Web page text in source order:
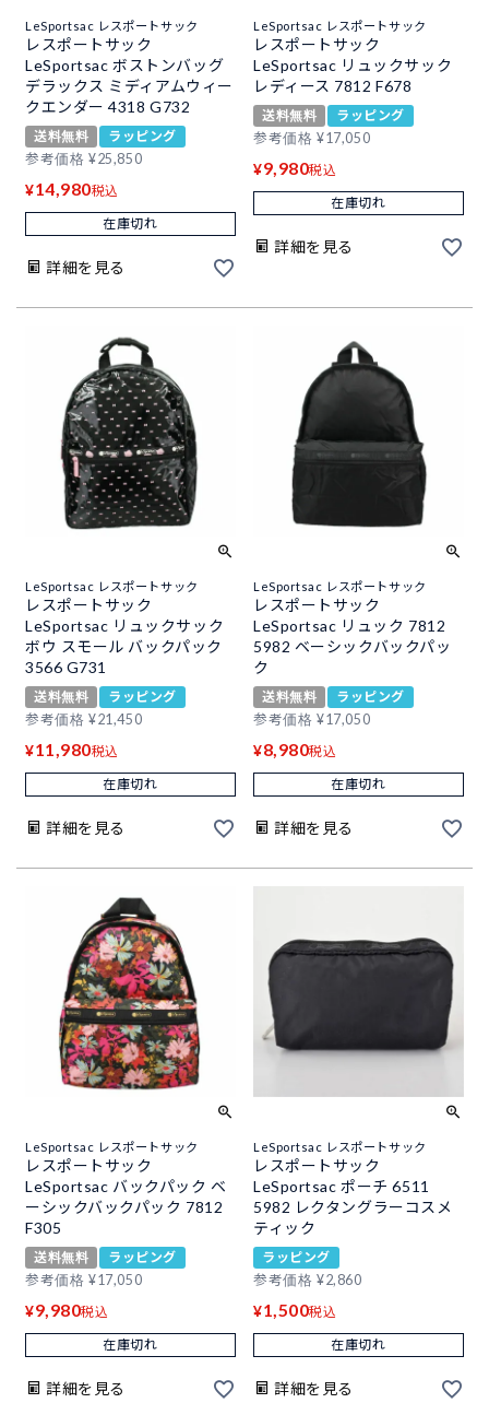
LeSportsac レスポートサック
レスポートサック
LeSportsac ボストンバッグ
デラックス ミディアムウィー
クエンダー 4318 G732
送料無料
ラッピング
参考価格 ¥25,850
¥14,980税込
在庫切れ
詳細を見る
LeSportsac レスポートサック
レスポートサック
LeSportsac リュックサック
レディース 7812 F678
送料無料
ラッピング
参考価格 ¥17,050
¥9,980税込
在庫切れ
詳細を見る
LeSportsac レスポートサック
レスポートサック
LeSportsac リュックサック
ボウ スモール バックパック
3566 G731
送料無料
ラッピング
参考価格 ¥21,450
¥11,980税込
在庫切れ
詳細を見る
LeSportsac レスポートサック
レスポートサック
LeSportsac リュック 7812
5982 ベーシックバックパッ
ク
送料無料
ラッピング
参考価格 ¥17,050
¥8,980税込
在庫切れ
詳細を見る
LeSportsac レスポートサック
レスポートサック
LeSportsac バックパック ベ
ーシックバックパック 7812
F305
送料無料
ラッピング
参考価格 ¥17,050
¥9,980税込
在庫切れ
詳細を見る
LeSportsac レスポートサック
レスポートサック
LeSportsac ポーチ 6511
5982 レクタングラーコスメ
ティック
ラッピング
参考価格 ¥2,860
¥1,500税込
在庫切れ
詳細を見る